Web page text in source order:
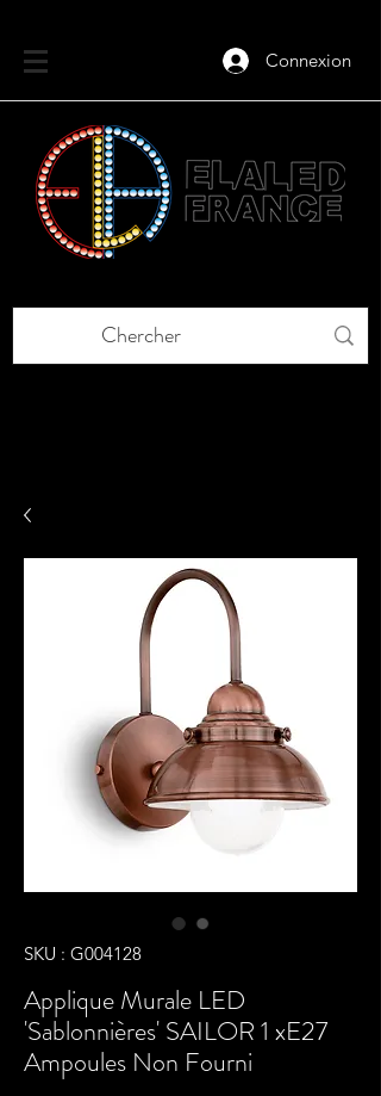
Connexion
SKU : G004128
Applique Murale LED
'Sablonnières' SAILOR 1 xE27
Ampoules Non Fourni